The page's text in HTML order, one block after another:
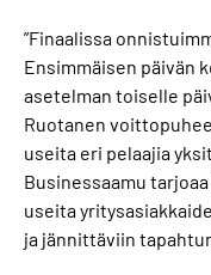
”Finaalissa
Ensimmäisen päivän
asetelman toiselle
Ruotanen
useita eri pelaajia
Businessaamu
useita
ja jännittäviin